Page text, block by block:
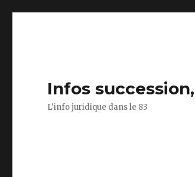
Infos
L'info juridique dans le 83